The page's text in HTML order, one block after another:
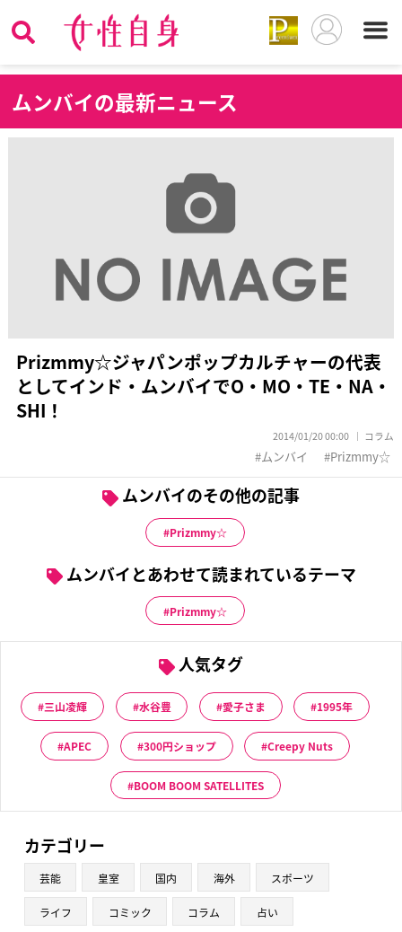
ムンバイの最新ニュース
Prizmmy☆ジャパンポップカルチャーの代表
としてインド・ムンバイでO・MO・TE・NA・
SHI！
2014/01/20 00:00 コラム
ムンバイ Prizmmy☆
ムンバイのその他の記事
Prizmmy☆
ムンバイとあわせて読まれているテーマ
Prizmmy☆
人気タグ
三山凌輝 水谷豊 愛子さま 1995年
APEC 300円ショップ Creepy Nuts
BOOM BOOM SATELLITES
カテゴリー
芸能 皇室 国内 海外 スポーツ
ライフ コミック コラム 占い